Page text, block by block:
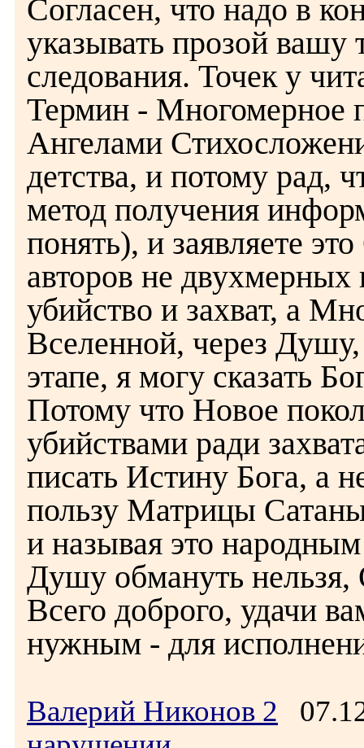
Согласен, что надо в
указывать прозой
следования. Точек у
Термин - Многомерное
Ангелами
детства, и потому рад,
метод получения
понять), и заявляете
авторов не двухмерных
убийство и захват, а
Вселенной, через
этапе, я могу сказать
Потому что Новое
убийствами ради
писать Истину Бога, а
пользу Матрицы
и называя это
Душу обмануть нельзя,
Всего доброго, удачи
нужным - для
Валерий Никонов 2